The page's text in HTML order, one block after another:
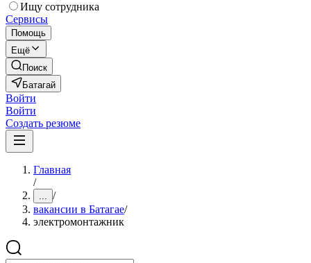
Ищу сотрудника
Сервисы
Помощь
Ещё
Поиск
Батагай
Войти
Войти
Создать резюме
Главная
/
... /
вакансии в Батагае/
электромонтажник